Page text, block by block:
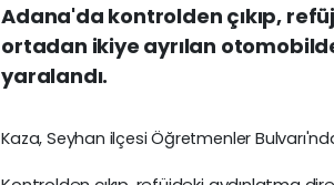
Adana'da kontrolden çıkıp,
ortadan ikiye ayrılan
yaralandı.
Kaza, Seyhan ilçesi Öğretmenler